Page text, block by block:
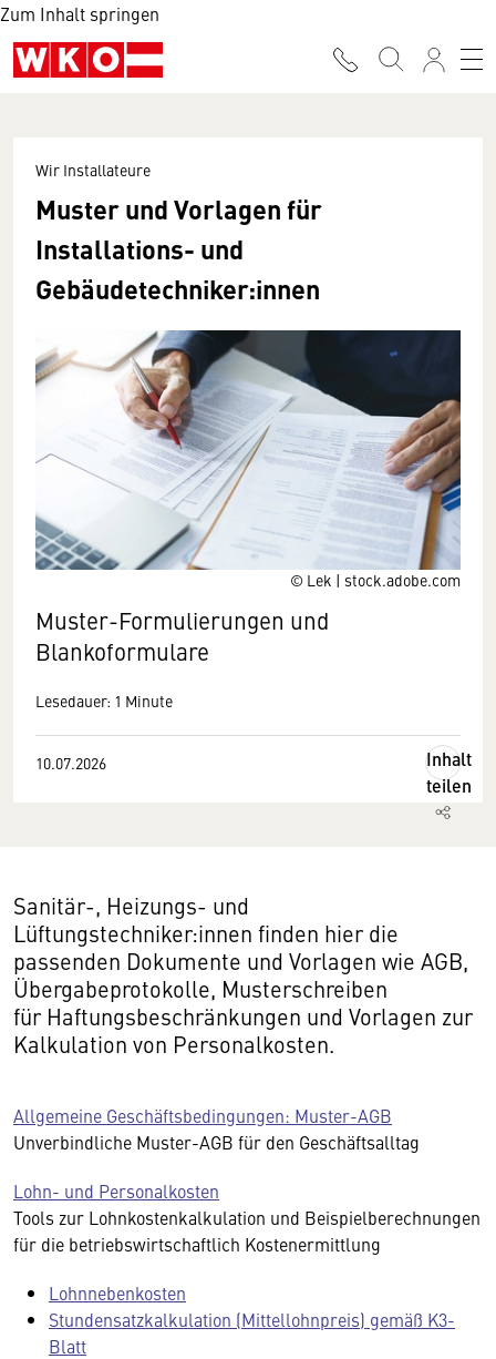
Zum Inhalt springen
© Lek | stock.adobe.com
Wir Installateure
Muster und Vorlagen für
Installations- und
Gebäudetechniker:innen
Muster-Formulierungen und
Blankoformulare
Lesedauer: 1 Minute
10.07.2026
Inhalt
teilen
Sanitär-, Heizungs- und
Lüftungstechniker:innen finden hier die
passenden Dokumente und Vorlagen wie AGB,
Übergabeprotokolle, Musterschreiben
für Haftungsbeschränkungen und Vorlagen zur
Kalkulation von Personalkosten.
Allgemeine Geschäftsbedingungen: Muster-AGB
Unverbindliche Muster-AGB für den Geschäftsalltag
Lohn- und Personalkosten
Tools zur Lohnkostenkalkulation und Beispielberechnungen
für die betriebswirtschaftlich Kostenermittlung
Lohnnebenkosten
Stundensatzkalkulation (Mittellohnpreis) gemäß K3-
Blatt